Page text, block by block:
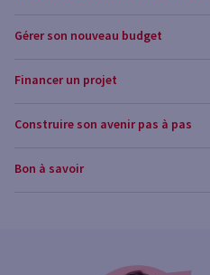
Gérer son nouveau budget
Financer un projet
Construire son avenir pas à pas
Bon à savoir